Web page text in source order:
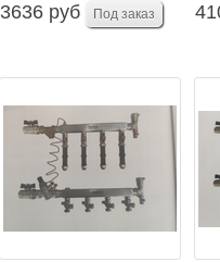
3636 руб